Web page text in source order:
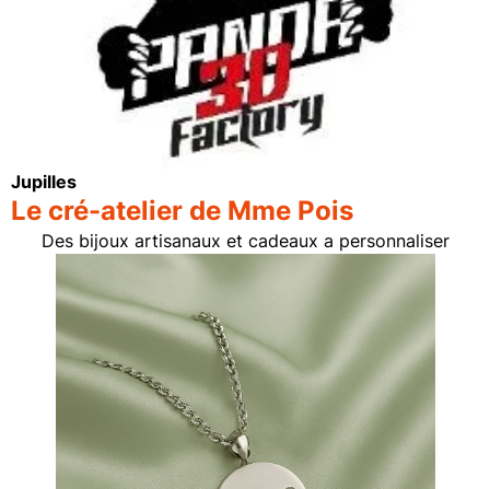
Jupilles
Le cré-atelier de Mme Pois
Des bijoux artisanaux et cadeaux a personnaliser